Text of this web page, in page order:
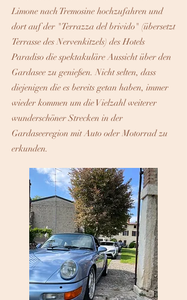
Limone nach Tremosine hochzufahren und
dort auf der "Terrazza del brivido" (übersetzt
Terrasse des Nervenkitzels) des Hotels
Paradiso die spektakuläre Aussicht über den
Gardasee zu genießen. Nicht selten, dass
diejenigen die es bereits getan haben, immer
wieder kommen um die Vielzahl weiterer
wunderschöner Strecken in der
Gardaseeregion mit Auto oder Motorrad zu
erkunden.